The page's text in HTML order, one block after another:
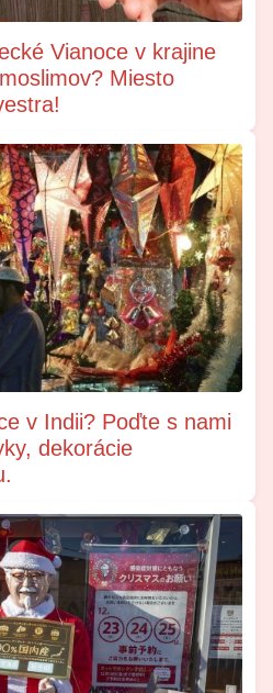
Vianoce v krajine
Miesto
v Indii? Poďte s nami
dekorácie